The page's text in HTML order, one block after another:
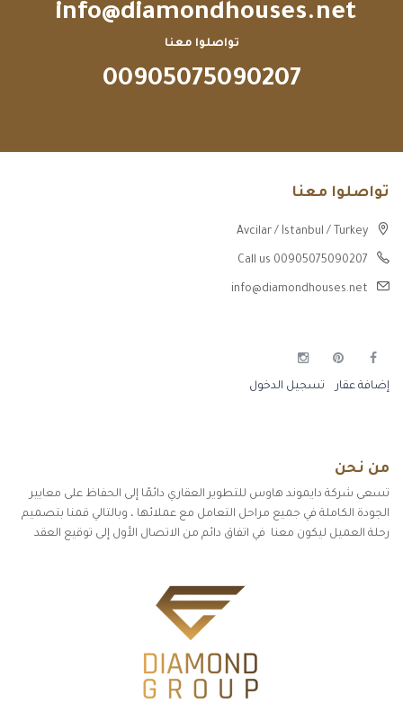
info@diamondhouses.net
تواصلوا معنا
00905075090207
تواصلوا معنا
Avcilar / Istanbul / Turkey
Call us 00905075090207
info@diamondhouses.net
إضافة عقار تسجيل الدخول
من نحن
تسعى شركة دايموند هاوس للتطوير العقاري دائمًا إلى الحفاظ على معايير
الجودة الكاملة في جميع مراحل التعامل مع عملائها ، وبالتالي قمنا بتصميم
رحلة العميل ليكون معنا في اتفاق دائم من الاتصال الأول إلى توقيع العقد